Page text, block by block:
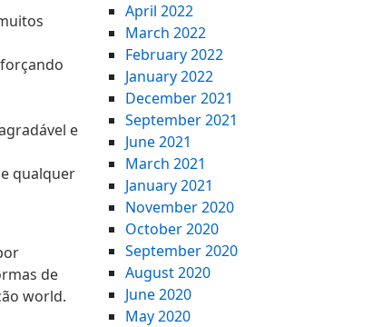
e
qualquer
de
world.
April 2022
March 2022
February 2022
January 2022
December 2021
September 2021
June 2021
March 2021
January 2021
November 2020
October 2020
September 2020
August 2020
June 2020
May 2020